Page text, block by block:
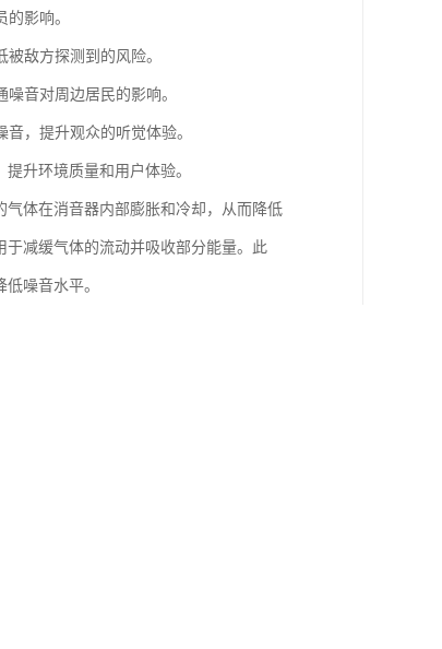
影响。
敌方探测到的风险。
音对周边居民的影响。
，提升观众的听觉体验。
升环境质量和用户体验。
体在消音器内部膨胀和冷却，从而降低
减缓气体的流动并吸收部分能量。此
噪音水平。